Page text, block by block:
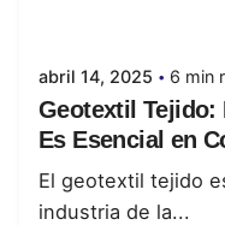
abril 14, 2025 6 min
Geotextil Tejido:
Es Esencial en
El geotextil tejido
industria de la...